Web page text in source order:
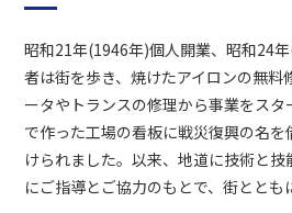
昭和21年(1946年)個人開業、昭和24
者は街を歩き、焼けたアイロンの無料
ータやトランスの修理から事業をス
で作った工場の看板に戦災復興の名
けられました。以来、地道に技術と
にご指導とご協力のもとで、街ととも